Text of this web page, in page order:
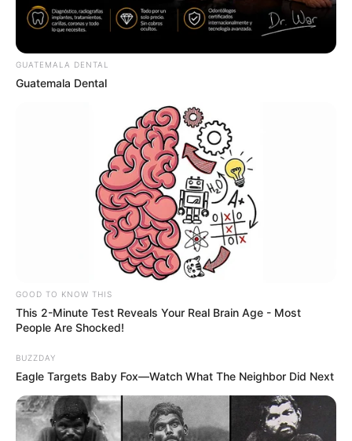
GUATEMALA DENTAL
Guatemala Dental
GOOD TO KNOW THIS
This 2-Minute Test Reveals Your Real Brain Age - Most
People Are Shocked!
BUZZDAY
Eagle Targets Baby Fox—Watch What The Neighbor Did Next